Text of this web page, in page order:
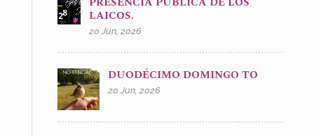
LAICOS.
20 Jun, 2026
DUODÉCIMO DOMINGO TO
20 Jun, 2026